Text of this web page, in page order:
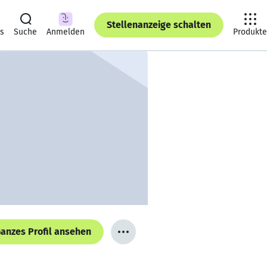
Suche Anmelden
Stellenanzeige schalten
Produkte
Profil ansehen